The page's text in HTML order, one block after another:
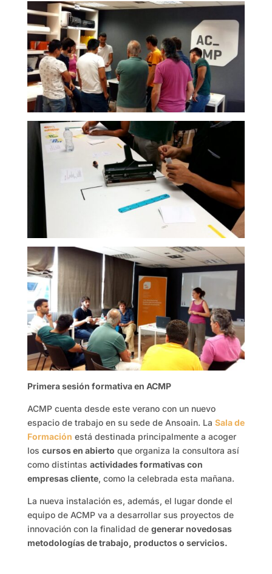
Primera sesión formativa en ACMP
ACMP cuenta desde este verano con un nuevo
espacio de trabajo en su sede de Ansoain. La Sala de
Formación está destinada principalmente a acoger
los cursos en abierto que organiza la consultora así
como distintas actividades formativas con
empresas cliente, como la celebrada esta mañana.
La nueva instalación es, además, el lugar donde el
equipo de ACMP va a desarrollar sus proyectos de
innovación con la finalidad de generar novedosas
metodologías de trabajo, productos o servicios.